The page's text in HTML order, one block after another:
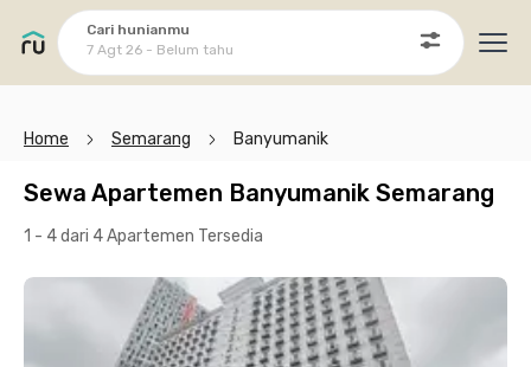
Cari hunianmu
7 Agt 26 - Belum tahu
Home Semarang Banyumanik
Sewa Apartemen Banyumanik Semarang
1 - 4 dari 4 Apartemen Tersedia